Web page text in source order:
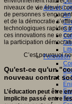
Arts et
Art
Formation
E-
niveaux de vie élevés
de personnes
et de la démocratie
technologiques rapides
ces innovations ne se
la participation
C’est pourquoi
Qu'est-ce qu'un
nouveau contrat
L’éducation peut être
implicite passé entre